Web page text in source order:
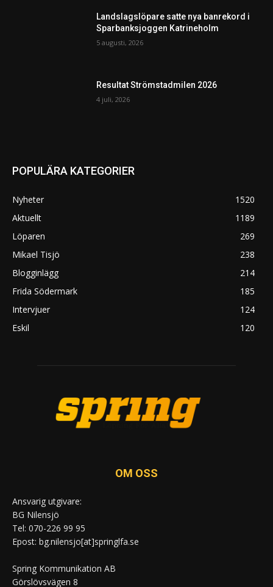
Landslagslöpare satte nya banrekord i
Sparbanksjoggen Katrineholm
5 augusti, 2026
Resultat Strömstadmilen 2026
4 juli, 2026
POPULÄRA KATEGORIER
Nyheter
1520
Aktuellt
1189
Löparen
269
Mikael Tisjö
238
Blogginlägg
214
Frida Södermark
185
Intervjuer
124
Eskil
120
OM OSS
Ansvarig utgivare:
BG Nilensjö
Tel: 070-226 99 95
Epost: bg.nilensjo[at]springlfa.se
Spring Kommunikation AB
Görslövsvägen 8